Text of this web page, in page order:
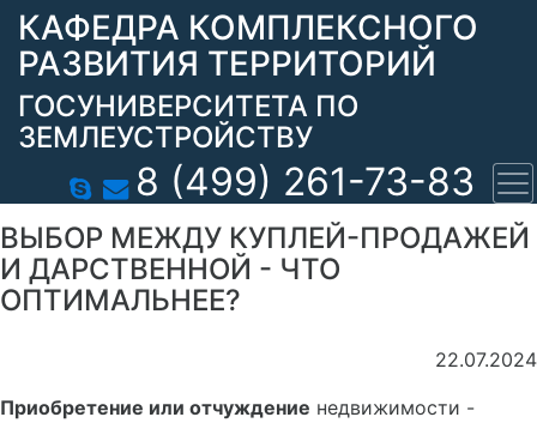
КАФЕДРА КОМПЛЕКСНОГО
РАЗВИТИЯ ТЕРРИТОРИЙ
ГОСУНИВЕРСИТЕТА ПО
ЗЕМЛЕУСТРОЙСТВУ
8 (499) 261-73-83
ВЫБОР МЕЖДУ КУПЛЕЙ-ПРОДАЖЕЙ
И ДАРСТВЕННОЙ - ЧТО
ОПТИМАЛЬНЕЕ?
22.07.2024
Приобретение или отчуждение недвижимости -